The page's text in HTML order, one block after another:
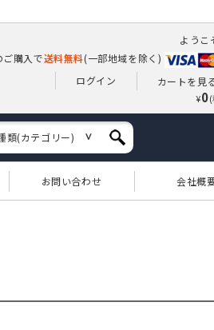
ようこ
購入で送料無料(一部地域を除く)
ログイン
カートを見
¥0
類(カテゴリー)
お問い合わせ 会社概